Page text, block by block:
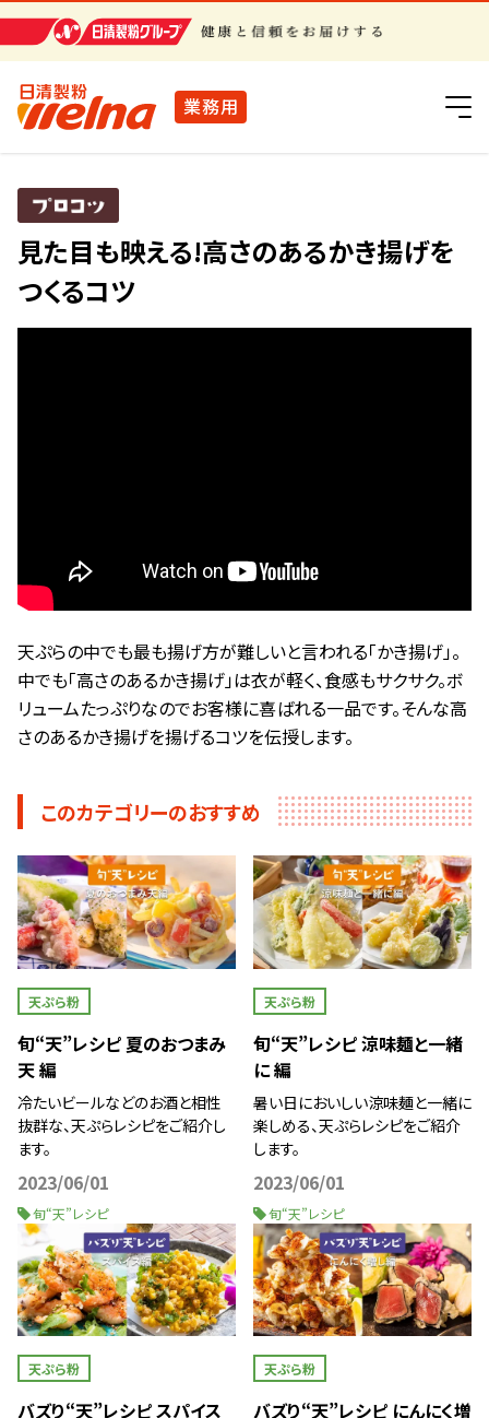
業務用
日清製粉グループ
見た目も映える!高さのあるかき揚げを
つくるコツ
天ぷらの中でも最も揚げ方が難しいと言われる「かき揚げ」。
中でも「高さのあるかき揚げ」は衣が軽く、食感もサクサク。ボ
リュームたっぷりなのでお客様に喜ばれる一品です。そんな高
さのあるかき揚げを揚げるコツを伝授します。
このカテゴリーのおすすめ
天ぷら粉
旬“天”レシピ 夏のおつまみ
天 編
冷たいビールなどのお酒と相性
抜群な、天ぷらレシピをご紹介し
ます。
2023/06/01
旬“天”レシピ
天ぷら粉
旬“天”レシピ 涼味麺と一緒
に 編
暑い日においしい涼味麺と一緒に
楽しめる、天ぷらレシピをご紹介
します。
2023/06/01
旬“天”レシピ
天ぷら粉
バズり“天”レシピ スパイス
天ぷら粉
バズり“天”レシピ にんにく増